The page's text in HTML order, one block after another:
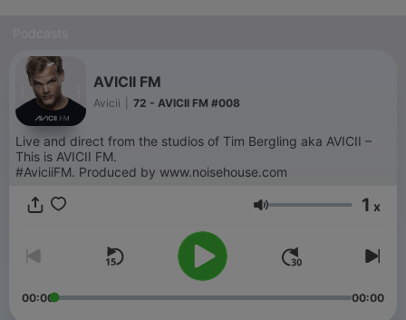
AVICII FM
Avicii 72 - AVICII FM #008
Live and direct from the studios of Tim Bergling aka AVICII –
This is AVICII FM.
#AviciiFM. Produced by www.noisehouse.com
Volumen 1 x
00:00 00:00